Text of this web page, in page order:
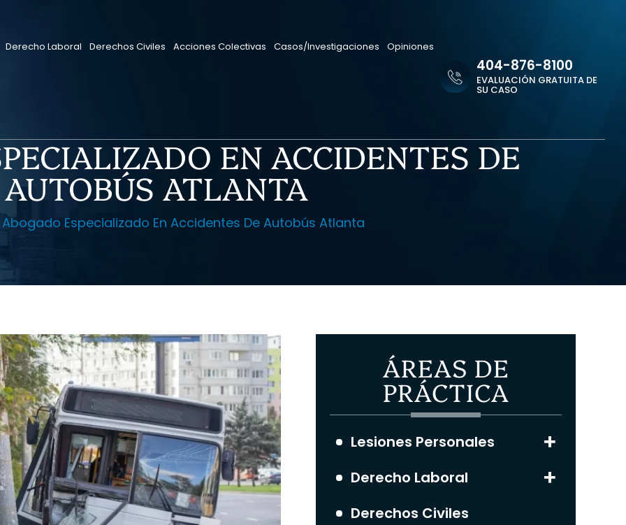
Derecho Laboral Derechos Civiles Acciones Colectivas Casos/Investigaciones Opiniones
404-876-8100
EVALUACIÓN GRATUITA DE
SU CASO
EN ACCIDENTES DE
AUTOBÚS ATLANTA
Abogado Especializado En Accidentes De Autobús Atlanta
ÁREAS DE
PRÁCTICA
Lesiones Personales
Derecho Laboral
Derechos Civiles